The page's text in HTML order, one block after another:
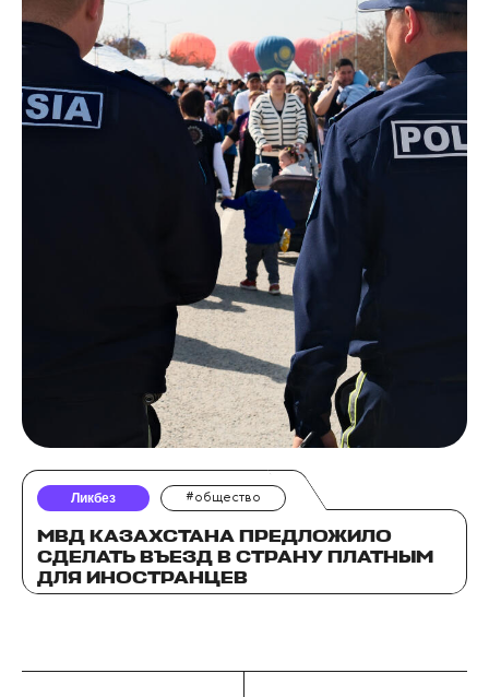
Ликбез #общество
МВД КАЗАХСТАНА ПРЕДЛОЖИЛО
СДЕЛАТЬ ВЪЕЗД В СТРАНУ ПЛАТНЫМ
ДЛЯ ИНОСТРАНЦЕВ